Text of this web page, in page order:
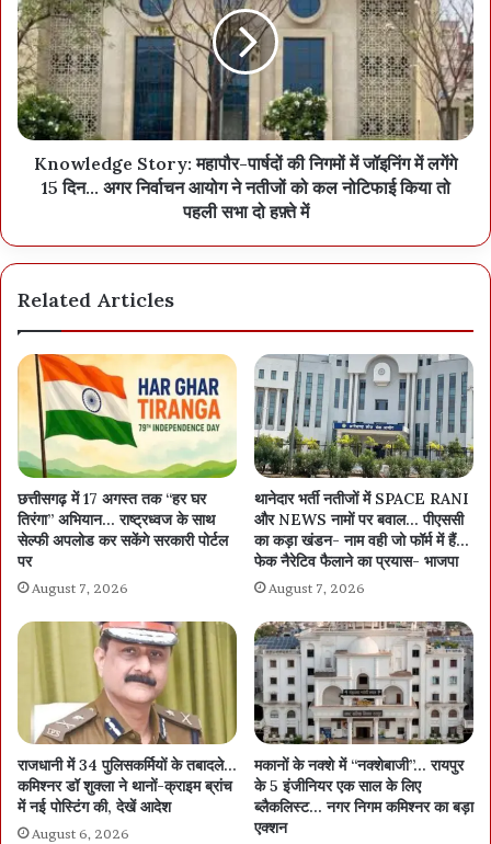
Knowledge Story: महापौर-पार्षदों की निगमों में जॉइनिंग में लगेंगे
15 दिन… अगर निर्वाचन आयोग ने नतीजों को कल नोटिफाई किया तो
पहली सभा दो हफ़्ते में
Related Articles
छत्तीसगढ़ में 17 अगस्त तक “हर घर
तिरंगा” अभियान… राष्ट्रध्वज के साथ
सेल्फी अपलोड कर सकेंगे सरकारी पोर्टल
पर
August 7, 2026
थानेदार भर्ती नतीजों में SPACE RANI
और NEWS नामों पर बवाल… पीएससी
का कड़ा खंडन- नाम वही जो फॉर्म में हैं…
फेक नैरेटिव फैलाने का प्रयास- भाजपा
August 7, 2026
राजधानी में 34 पुलिसकर्मियों के तबादले…
कमिश्नर डॉ शुक्ला ने थानों-क्राइम ब्रांच
में नई पोस्टिंग की, देखें आदेश
August 6, 2026
मकानों के नक्शे में “नक्शेबाजी”… रायपुर
के 5 इंजीनियर एक साल के लिए
ब्लैकलिस्ट… नगर निगम कमिश्नर का बड़ा
एक्शन